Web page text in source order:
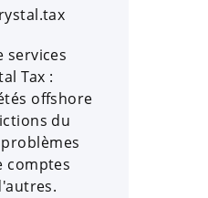
services
Tax :
offshore
du
comptes